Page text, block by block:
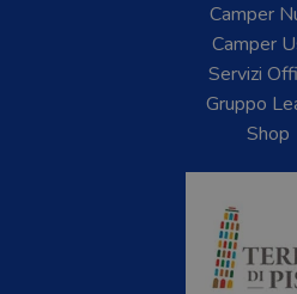
Camper
Camper
Servizi
Gruppo
Shop